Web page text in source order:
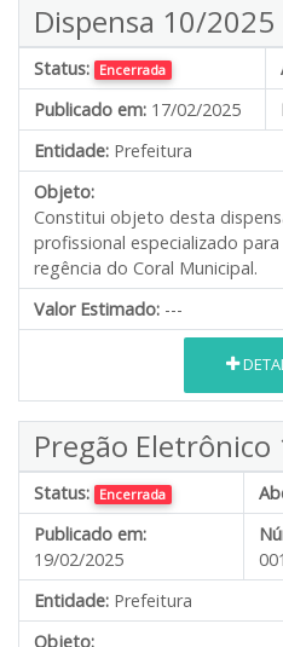
Dispensa 10/2025
Status: Encerrada
Publicado em: 17/02/2025
Entidade: Prefeitura
Objeto:
Constitui objeto desta
profissional especializado
regência do Coral Municipal.
Valor Estimado: ---
Pregão
Status: Encerrada
Publicado em:
19/02/2025
Entidade: Prefeitura
Objeto: